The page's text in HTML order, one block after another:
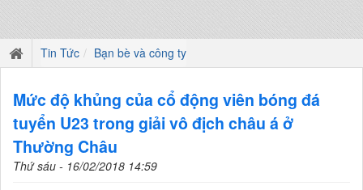
Tin Tức Bạn bè và công ty
Mức độ khủng của cổ động viên bóng đá
tuyển U23 trong giải vô địch châu á ở
Thường Châu
Thứ sáu - 16/02/2018 14:59